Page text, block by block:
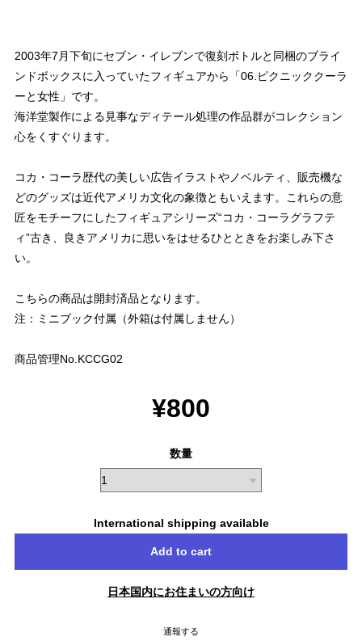
2003年7月下旬にセブン・イレブンで復刻ボトルと同梱のブライ
ンドボックスに入っていたフィギュアから「06.ピクニッククーラ
ーと女性」です。
海洋堂製作による見事なディテール処理の作品群がコレクション
心をくすぐります。
コカ・コーラ歴代の美しい広告イラストやノベルティ、販売機な
どのグッズは近代アメリカ文化の象徴ともいえます。これらの意
匠をモチーフにしたフィギュアシリーズ“コカ・コーラグラフテ
ィ”古き、良きアメリカに思いをはせるひとときをお楽しみ下さ
い。
こちらの商品は開封済品となります。
注：ミニブック付属（外箱は付属しません）
商品管理No.KCCG02
¥800
数量
International shipping available
Add to cart
日本国内にお住まいの方向け
通報する